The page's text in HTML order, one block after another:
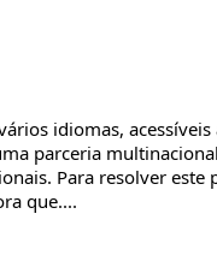
idiomas, acessíveis
parceria
Para resolver este
que....